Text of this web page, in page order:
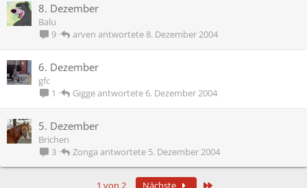
8. Dezember
Balu
9
8. Dezember 2004
arven
6. Dezember
gfc
1
6. Dezember 2004
Gigge
5. Dezember
Brichen
3
5. Dezember 2004
Zonga
1 von 2 Nächste